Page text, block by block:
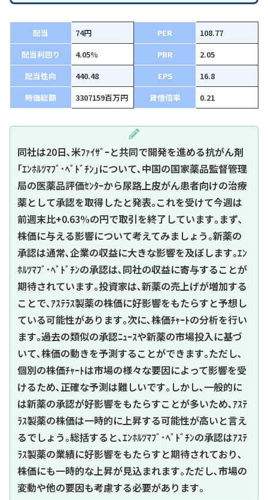
配当 74円 PER
108.77
配当利回り
4.05% PBR
2.05
配当性向
440.48 EPS
16.8
時価総額
3307159百万円 貸借倍率 0.21
同社は20日､米ﾌｧｲｻﾞｰと共同で開発を進める抗がん剤
｢ｴﾝﾎﾙﾂﾏﾌﾞ･ﾍﾞﾄﾞﾁﾝ｣について､中国の国家薬品監督管理
局の医薬品評価ｾﾝﾀｰから尿路上皮がん患者向けの治療
薬として承認を取得したと発表｡これを受けて今週は
前週末比+0.63%の円で取引を終了しています｡まず､
株価に与える影響について考えてみましょう｡新薬の
承認は通常､企業の収益に大きな影響を及ぼします｡ｴﾝ
ﾎﾙﾂﾏﾌﾞ･ﾍﾞﾄﾞﾁﾝの承認は､同社の収益に寄与することが
期待されています｡投資家は､新薬の売上げが増加する
ことで､ｱｽﾃﾗｽ製薬の株価に好影響をもたらすと予想し
ている可能性があります｡次に､株価ﾁｬｰﾄの分析を行い
ます｡過去の類似の承認ﾆｭｰｽや新薬の市場投入に基づ
いて､株価の動きを予測することができます｡ただし､
個別の株価ﾁｬｰﾄは市場の様々な要因によって影響を受
けるため､正確な予測は難しいです｡しかし､一般的に
は新薬の承認が好影響をもたらすことが多いため､ｱｽﾃ
ﾗｽ製薬の株価は一時的に上昇する可能性が高いと言え
るでしょう｡総括すると､ｴﾝﾎﾙﾂﾏﾌﾞ･ﾍﾞﾄﾞﾁﾝの承認はｱｽﾃ
ﾗｽ製薬の業績に好影響をもたらすと期待されており､
株価にも一時的な上昇が見込まれます｡ただし､市場の
変動や他の要因も考慮する必要があります｡